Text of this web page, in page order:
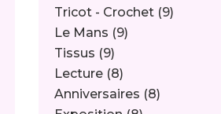
Tricot - Crochet (9)
Le Mans (9)
Tissus (9)
Lecture (8)
Anniversaires (8)